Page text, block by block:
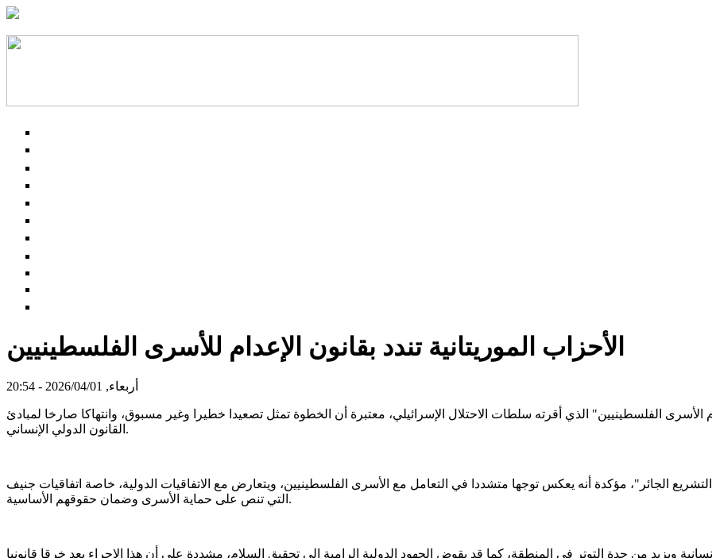
الأحزاب الموريتانية تندد بقانون الإعدام للأسرى الفلسطينيين
أربعاء, 2026/04/01 - 20:54
الفلسطينيين" الذي أقرته سلطات الاحتلال الإسرائيلي، معتبرة أن الخطوة تمثل تصعيدا خطيرا وغير مسبوق، وانتهاكا صارخا لمبادئ
القانون الدولي الإنساني.
الجائر"، مؤكدة أنه يعكس توجها متشددا في التعامل مع الأسرى الفلسطينيين، ويتعارض مع الاتفاقيات الدولية، خاصة اتفاقيات جنيف
التي تنص على حماية الأسرى وضمان حقوقهم الأساسية.
ويزيد من حدة التوتر في المنطقة، كما قد يقوض الجهود الدولية الرامية إلى تحقيق السلام، مشددة على أن هذا الإجراء يعد خرقا قانونيا